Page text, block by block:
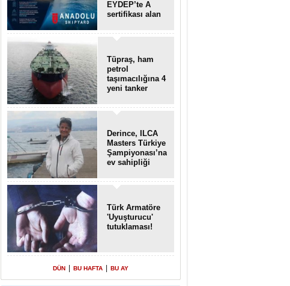
EYDEP’te A
sertifikası alan
Tüpraş, ham
petrol
taşımacılığına 4
yeni tanker
Derince, ILCA
Masters Türkiye
Şampiyonası’na
ev sahipliği
Türk Armatöre
'Uyuşturucu'
tutuklaması!
DÜN BU HAFTA BU AY